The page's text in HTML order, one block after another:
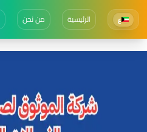
ع الرئيسية من نحن